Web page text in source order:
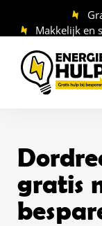
naar
de
inhoud
Makkelijk en
gratis